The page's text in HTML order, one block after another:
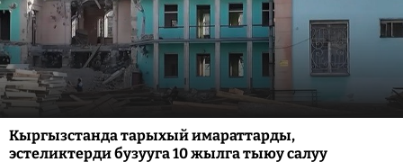
Кыргызстанда тарыхый имараттарды,
эстеликтерди бузууга 10 жылга тыюу салуу